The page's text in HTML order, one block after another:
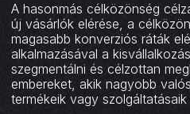
A hasonmás célközönség
új vásárlók elérése, a
magasabb konverziós ráták
alkalmazásával a
szegmentálni és célzottan
embereket, akik nagyobb
termékeik vagy szolgáltatásaik